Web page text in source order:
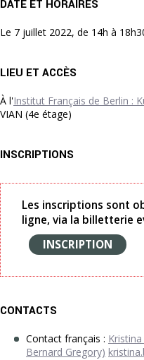
DATE ET HORAIRES
Le 7 juillet 2022, de 14h à
LIEU ET ACCÈS
À l'Institut Français de Berlin :
VIAN (4e étage)
INSCRIPTIONS
Les inscriptions sont
ligne, via la billetterie
INSCRIPTION
CONTACTS
Contact français :
Bernard Gregory)